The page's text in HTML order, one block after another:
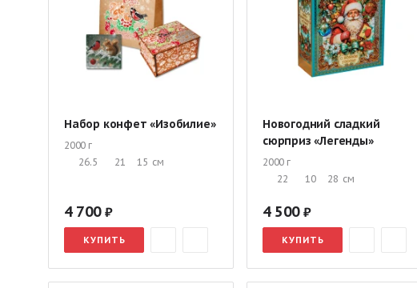
Новогодние подарки в сундучках Новогодние рождественские подарки
Социальные подарки
Набор конфет «Изобилие»
2000 г
26.5
21 15 см
4 700
КУПИТЬ
Новогодний сладкий
сюрприз «Легенды»
2000 г
22
10 28 см
4 500
КУПИТЬ